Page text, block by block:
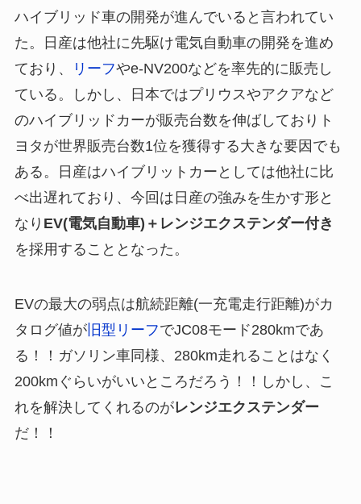
ハイブリッド車の開発が進んでいると言われてい
た。日産は他社に先駆け電気自動車の開発を進め
ており、
リーフやe-NV200などを率先的に販売し
ている。しかし、日本ではプリウスやアクアなど
のハイブリッドカーが販売台数を伸ばしておりト
ヨタが世界販売台数1位を獲得する大きな要因でも
ある。日産はハイブリットカーとしては他社に比
べ出遅れており、今回は日産の強みを生かす形と
なり EV(電気自動車)＋レンジエクステンダー付き
を採用することとなった。
EVの最大の弱点は航続距離(一充電走行距離)がカ
タログ値が旧型リーフでJC08モード280kmであ
る！！ガソリン車同様、280km走れることはなく
200kmぐらいがいいところだろう！！しかし、こ
れを解決してくれるのがレンジエクステンダー
だ！！